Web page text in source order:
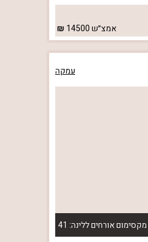
אמצ״ש14500
עמקה
מקסימום אורחים ללינה: 41